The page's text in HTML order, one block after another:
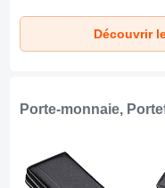
Découvrir
Porte-monnaie,